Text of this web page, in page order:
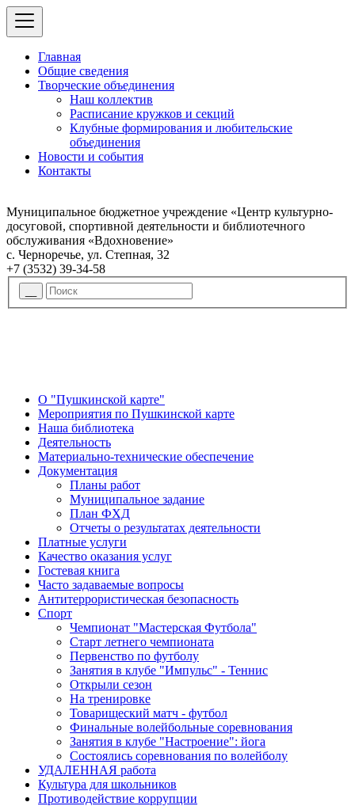
Главная
Общие сведения
Творческие объединения
Наш коллектив
Расписание кружков и секций
Клубные формирования и любительские
объединения
Новости и события
Контакты
Муниципальное бюджетное учреждение «Центр культурно-
досуговой, спортивной деятельности и библиотечного
обслуживания «Вдохновение»
с. Черноречье, ул. Степная, 32
+7 (3532) 39-34-58
О "Пушкинской карте"
Мероприятия по Пушкинской карте
Наша библиотека
Деятельность
Материально-технические обеспечение
Документация
Планы работ
Муниципальное задание
План ФХД
Отчеты о результатах деятельности
Платные услуги
Качество оказания услуг
Гостевая книга
Часто задаваемые вопросы
Антитеррористическая безопасность
Спорт
Чемпионат "Мастерская Футбола"
Старт летнего чемпионата
Первенство по футболу
Занятия в клубе "Импульс" - Теннис
Открыли сезон
На тренировке
Товарищеский матч - футбол
Финальные волейбольные соревнования
Занятия в клубе "Настроение": йога
Состоялись соревнования по волейболу
УДАЛЕННАЯ работа
Культура для школьников
Противодействие коррупции